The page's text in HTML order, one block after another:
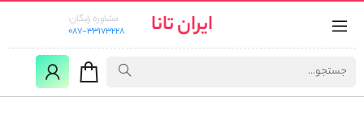
ایران تانا
مشاوره رایگان:
087-33173228